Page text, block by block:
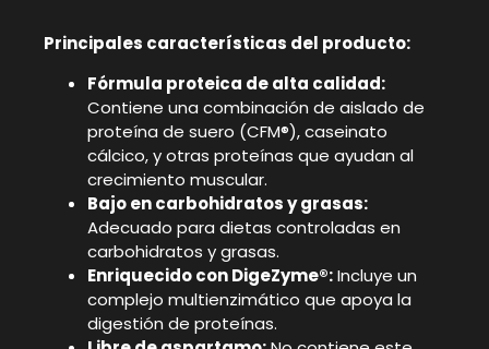
Principales características del producto:
Fórmula proteica de alta calidad:
Contiene una combinación de aislado de
proteína de suero (CFM®), caseinato
cálcico, y otras proteínas que ayudan al
crecimiento muscular.
Bajo en carbohidratos y grasas:
Adecuado para dietas controladas en
carbohidratos y grasas.
Enriquecido con DigeZyme®:Incluye un
complejo multienzimático que apoya la
digestión de proteínas.